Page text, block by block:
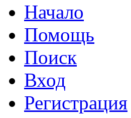
Начало
Помощь
Поиск
Вход
Регистрация